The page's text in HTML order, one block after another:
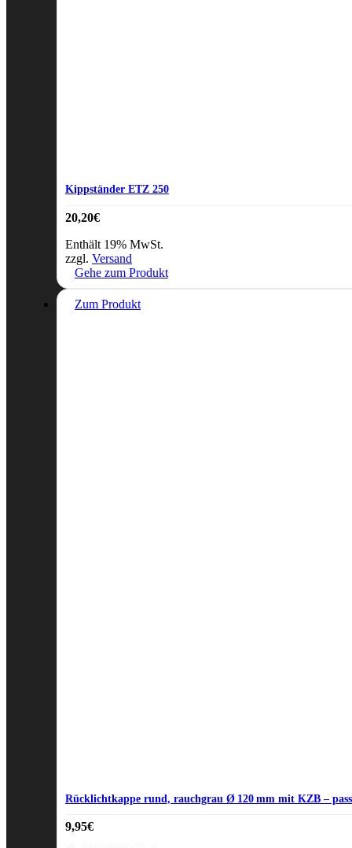
Kippständer ETZ 250
20,20€
Enthält 19% MwSt.
zzgl. Versand
Gehe zum Produkt
Zum Produkt
Rücklichtkappe rund, rauchgrau Ø 120 mm mit KZB –
9,95€